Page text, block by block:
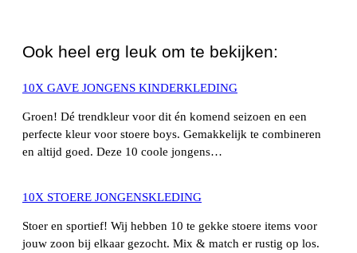
Ook heel erg leuk om te bekijken:
10X GAVE JONGENS KINDERKLEDING
Groen! Dé trendkleur voor dit én komend seizoen en een
perfecte kleur voor stoere boys. Gemakkelijk te combineren
en altijd goed. Deze 10 coole jongens…
10X STOERE JONGENSKLEDING
Stoer en sportief! Wij hebben 10 te gekke stoere items voor
jouw zoon bij elkaar gezocht. Mix & match er rustig op los.